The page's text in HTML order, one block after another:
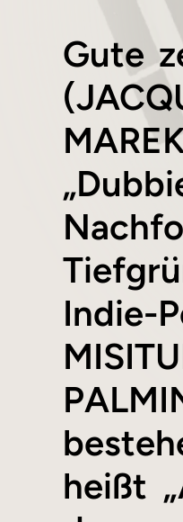
Gute
heißt